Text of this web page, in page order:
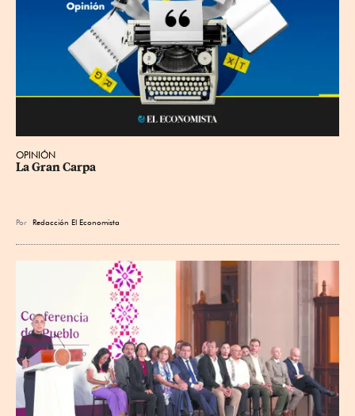
OPINIÓN
La Gran Carpa
Por Redacción El Economista